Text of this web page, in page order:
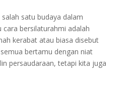
satu budaya dalam
cara bersilaturahmi adalah
kerabat atau biasa disebut
bertamu dengan niat
persaudaraan, tetapi kita juga